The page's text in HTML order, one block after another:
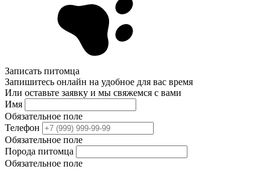
Записать питомца
Запишитесь онлайн на удобное для вас время
Или оставьте заявку и мы свяжемся с вами
Имя
Обязательное поле
Телефон
Обязательное поле
Порода питомца
Обязательное поле